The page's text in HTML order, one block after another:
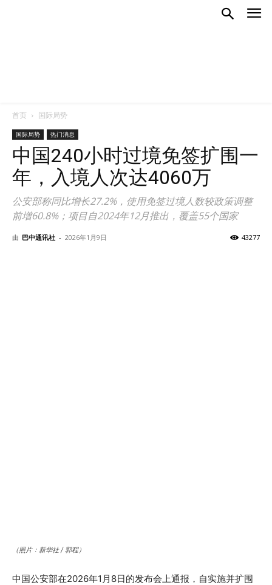
首页 国际局势
国际局势 热门消息
中国240小时过境免签扩围一
年，入境人次达4060万
公安部称同比增长27.2%，使用免签过境人数较政策调整
前增60.8%；项目自2024年12月推出，覆盖55个国家
由 巴中通讯社 - 2026年1月9日 43277
（照片：新华社 / 郭程）
中国公安部在2026年1月8日的发布会上通报，自实施并扩围